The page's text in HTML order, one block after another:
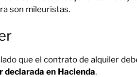
son mileuristas.
que el contrato de alquiler
en Hacienda.